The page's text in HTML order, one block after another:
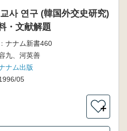
사 연구 (韓国外交史研究)
・文献解題
ナナム新書460
九、河英善
ナム出版
05
＋